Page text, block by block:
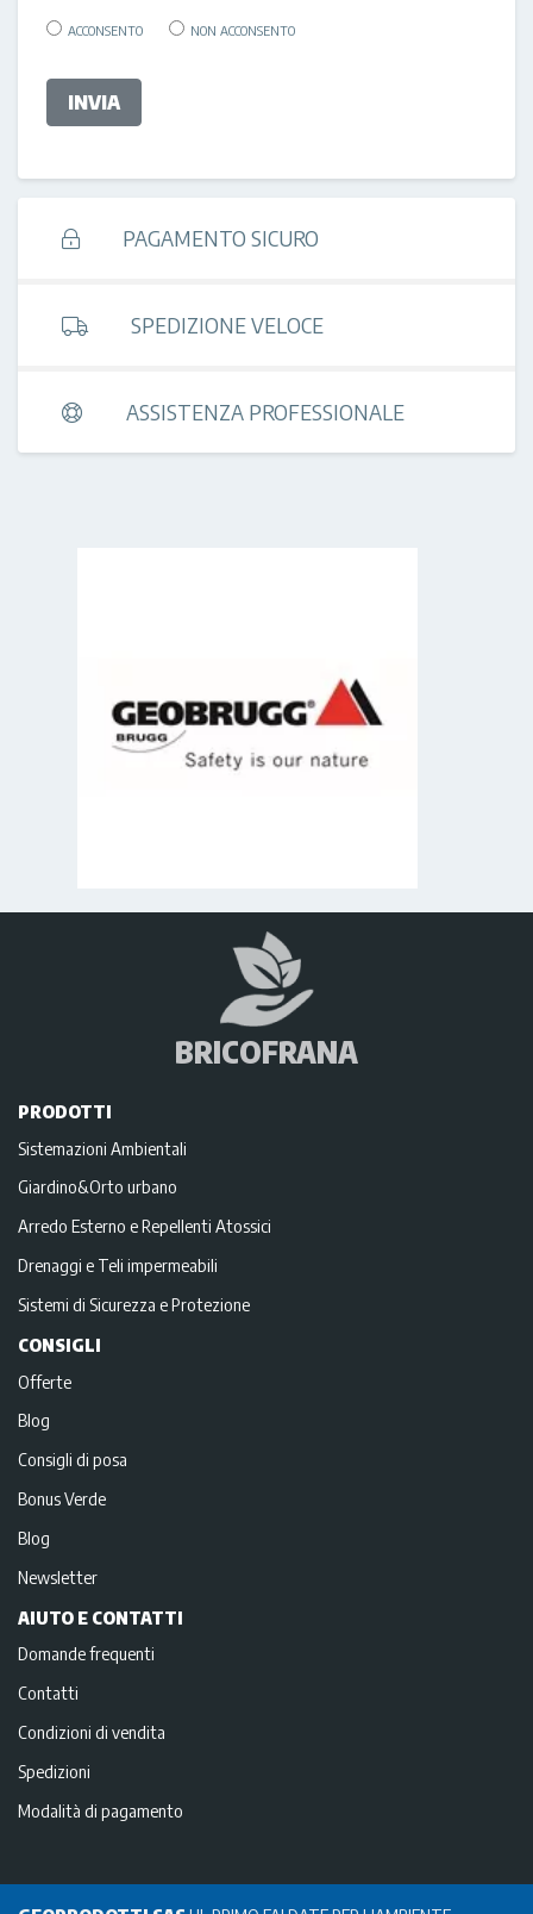
ACCONSENTO NON ACCONSENTO
INVIA
PAGAMENTO SICURO
SPEDIZIONE VELOCE
ASSISTENZA PROFESSIONALE
BRICOFRANA
PRODOTTI
Sistemazioni Ambientali
Giardino&Orto urbano
Arredo Esterno e Repellenti Atossici
Drenaggi e Teli impermeabili
Sistemi di Sicurezza e Protezione
CONSIGLI
Offerte
Blog
Consigli di posa
Bonus Verde
Blog
Newsletter
AIUTO E CONTATTI
Domande frequenti
Contatti
Condizioni di vendita
Spedizioni
Modalità di pagamento